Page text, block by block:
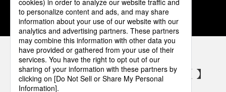
1 2 3 4 5
パナソニックの電気設備 SNSアカウント